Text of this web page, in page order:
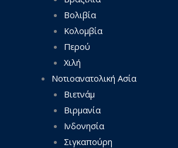
Βολιβία
Κολομβία
Περού
Χιλή
Νοτιοανατολική Ασία
Βιετνάμ
Βιρμανία
Ινδονησία
Σιγκαπούρη